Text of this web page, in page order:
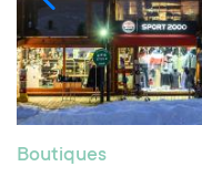
Boutiques